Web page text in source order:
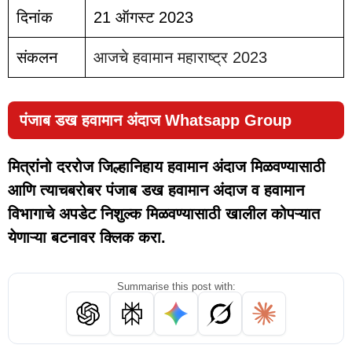
दिनांक 21 ऑगस्ट 2023
संकलन आजचे हवामान महाराष्ट्र 2023
पंजाब डख हवामान अंदाज Whatsapp Group
मित्रांनो दररोज जिल्हानिहाय हवामान अंदाज मिळवण्यासाठी
आणि त्याचबरोबर पंजाब डख हवामान अंदाज व हवामान
विभागाचे अपडेट निशुल्क मिळवण्यासाठी खालील कोपऱ्यात
येणाऱ्या बटनावर क्लिक करा.
Summarise this post with: